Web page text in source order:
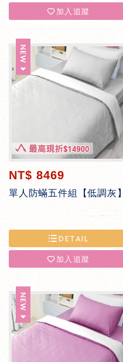
加入追蹤
NT$ 8469
單人防蟎五件組【低調灰】
DETAIL
加入追蹤